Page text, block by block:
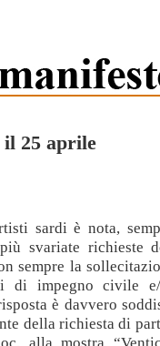
25 aprile
sardi è nota,
svariate richieste
sempre la
di impegno civile
è davvero
della richiesta di